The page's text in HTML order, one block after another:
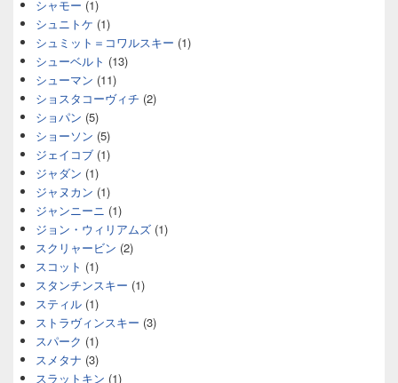
シャモー (1)
シュニトケ (1)
シュミット＝コワルスキー (1)
シューベルト (13)
シューマン (11)
ショスタコーヴィチ (2)
ショパン (5)
ショーソン (5)
ジェイコブ (1)
ジャダン (1)
ジャヌカン (1)
ジャンニーニ (1)
ジョン・ウィリアムズ (1)
スクリャービン (2)
スコット (1)
スタンチンスキー (1)
スティル (1)
ストラヴィンスキー (3)
スパーク (1)
スメタナ (3)
スラットキン (1)